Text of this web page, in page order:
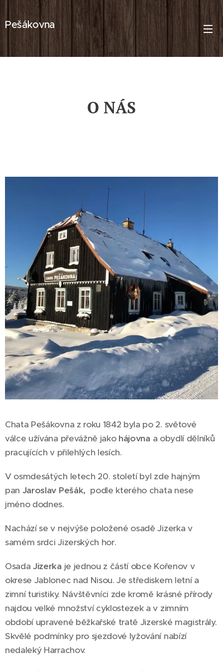
Pešákovna
O NÁS
Chata Pešákovna z roku 1842 byla po 2. světové
válce užívána převážně jakohájovna a obydlí dělníků
pracujících v přilehlých lesích.
V osmdesátých letech 20. století byl zde hajným
pan Jaroslav Pešák, podle kterého chata nese
jméno dodnes.
Nachází se v nejvýše položené osadě Jizerka v
samém srdci Jizerských hor.
OsadaJizerka je jednou z částí obce Kořenov v
okrese Jablonec nad Nisou. Je střediskem letní a
zimní turistiky. Návštěvníci zde kromě krásné přírody
najdou velké množství cyklostezek a v zimním
období upravené běžkařské tratě Jizerské magistrály.
Skvělé podmínky pro sjezdové lyžování nabízí
nedaleký Harrachov.